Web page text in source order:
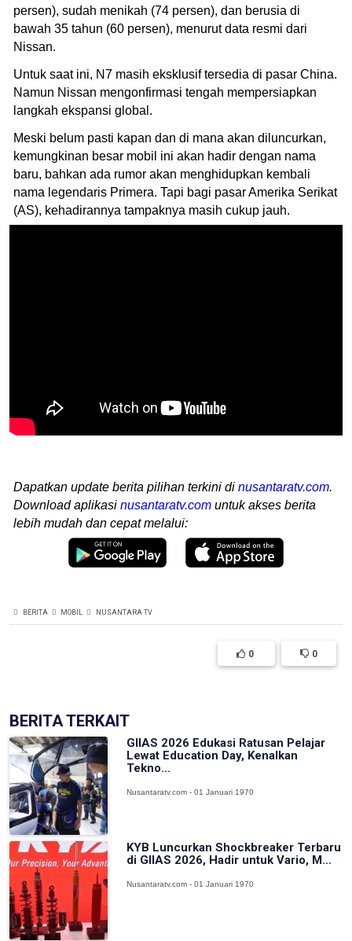
persen), sudah menikah (74 persen), dan berusia di
bawah 35 tahun (60 persen), menurut data resmi dari
Nissan.
Untuk saat ini, N7 masih eksklusif tersedia di pasar China.
Namun Nissan mengonfirmasi tengah mempersiapkan
langkah ekspansi global.
Meski belum pasti kapan dan di mana akan diluncurkan,
kemungkinan besar mobil ini akan hadir dengan nama
baru, bahkan ada rumor akan menghidupkan kembali
nama legendaris Primera. Tapi bagi pasar Amerika Serikat
(AS), kehadirannya tampaknya masih cukup jauh.
Dapatkan update berita pilihan terkini di nusantaratv.com.
Download aplikasi nusantaratv.com untuk akses berita
lebih mudah dan cepat melalui:
BERITA MOBIL NUSANTARA TV
0 0
BERITA TERKAIT
GIIAS 2026 Edukasi Ratusan Pelajar
Lewat Education Day, Kenalkan
Tekno...
Nusantaratv.com - 01 Januari 1970
KYB Luncurkan Shockbreaker Terbaru
di GIIAS 2026, Hadir untuk Vario, M...
Nusantaratv.com - 01 Januari 1970